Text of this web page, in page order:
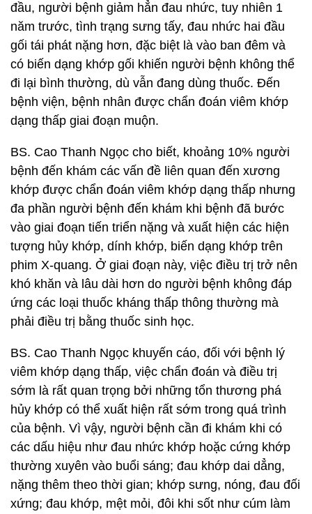
đầu, người bệnh giảm hẳn đau nhức, tuy nhiên 1
năm trước, tình trạng sưng tấy, đau nhức hai đầu
gối tái phát nặng hơn, đặc biệt là vào ban đêm và
có biến dạng khớp gối khiến người bệnh không thể
đi lại bình thường, dù vẫn đang dùng thuốc. Đến
bệnh viện, bệnh nhân được chẩn đoán viêm khớp
dạng thấp giai đoạn muộn.
BS. Cao Thanh Ngọc cho biết, khoảng 10% người
bệnh đến khám các vấn đề liên quan đến xương
khớp được chẩn đoán viêm khớp dạng thấp nhưng
đa phần người bệnh đến khám khi bệnh đã bước
vào giai đoạn tiến triển nặng và xuất hiện các hiện
tượng hủy khớp, dính khớp, biến dạng khớp trên
phim X-quang. Ở giai đoạn này, việc điều trị trở nên
khó khăn và lâu dài hơn do người bệnh không đáp
ứng các loại thuốc kháng thấp thông thường mà
phải điều trị bằng thuốc sinh học.
BS. Cao Thanh Ngọc khuyến cáo, đối với bệnh lý
viêm khớp dạng thấp, việc chẩn đoán và điều trị
sớm là rất quan trọng bởi những tổn thương phá
hủy khớp có thể xuất hiện rất sớm trong quá trình
của bệnh. Vì vậy, người bệnh cần đi khám khi có
các dấu hiệu như đau nhức khớp hoặc cứng khớp
thường xuyên vào buổi sáng; đau khớp dai dẳng,
nặng thêm theo thời gian; khớp sưng, nóng, đau đối
xứng; đau khớp, mệt mỏi, đôi khi sốt như cúm làm